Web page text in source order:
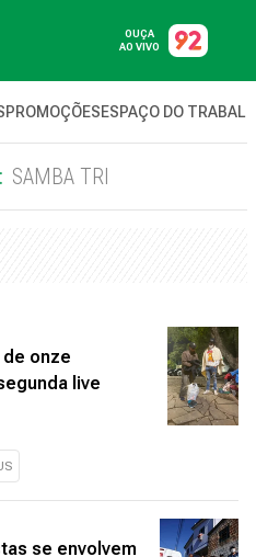
OUÇA
AO VIVO
PROMOÇÕESESPAÇO DO
SAMBA TRI
onze
live
se envolvem